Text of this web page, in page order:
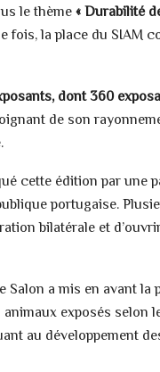
le thème« Durabilité
la place du SIAM
dont 360
de son
cette édition par
portugaise.
bilatérale et
a mis en avant
exposés selon
au développement